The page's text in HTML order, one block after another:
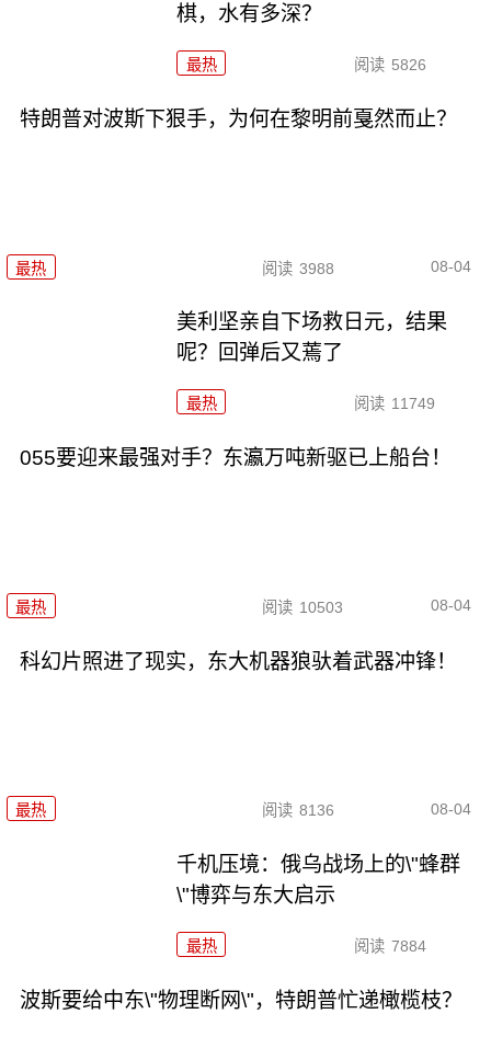
棋，水有多深？
最热 阅读 5826
特朗普对波斯下狠手，为何在黎明前戛然而止？
最热 阅读 3988 08-04
美利坚亲自下场救日元，结果
呢？回弹后又蔫了
最热 阅读 11749
055要迎来最强对手？东瀛万吨新驱已上船台！
最热 阅读 10503 08-04
科幻片照进了现实，东大机器狼驮着武器冲锋！
最热 阅读 8136 08-04
千机压境：俄乌战场上的\"蜂群
\"博弈与东大启示
最热 阅读 7884
波斯要给中东\"物理断网\"，特朗普忙递橄榄枝？